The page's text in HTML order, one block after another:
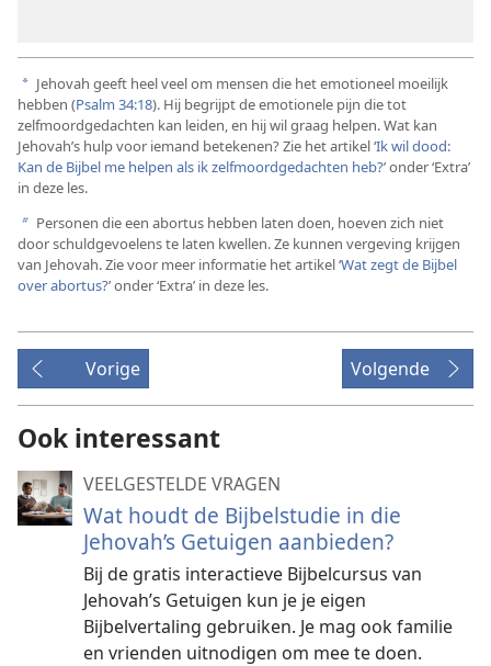
a Jehovah geeft heel veel om mensen die het emotioneel moeilijk
hebben (Psalm 34:18). Hij begrijpt de emotionele pijn die tot
zelfmoordgedachten kan leiden, en hij wil graag helpen. Wat kan
Jehovah’s hulp voor iemand betekenen? Zie het artikel ‘Ik wil dood:
Kan de Bijbel me helpen als ik zelfmoordgedachten heb?’ onder ‘Extra’
in deze les.
b Personen die een abortus hebben laten doen, hoeven zich niet
door schuldgevoelens te laten kwellen. Ze kunnen vergeving krijgen
van Jehovah. Zie voor meer informatie het artikel ‘Wat zegt de Bijbel
over abortus?’ onder ‘Extra’ in deze les.
Vorige Volgende
Ook interessant
VEELGESTELDE VRAGEN
Wat houdt de Bijbelstudie in die
Jehovah’s Getuigen aanbieden?
Bij de gratis interactieve Bijbelcursus van
Jehovah’s Getuigen kun je je eigen
Bijbelvertaling gebruiken. Je mag ook familie
en vrienden uitnodigen om mee te doen.